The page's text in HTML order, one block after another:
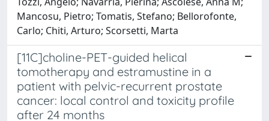
Mancosu, Pietro; Tomatis, Stefano; Bellorofonte,
Carlo; Chiti, Arturo; Scorsetti, Marta
[11C]choline-PET-guided helical
tomotherapy and estramustine in a
patient with pelvic-recurrent prostate
cancer: local control and toxicity profile
after 24 months